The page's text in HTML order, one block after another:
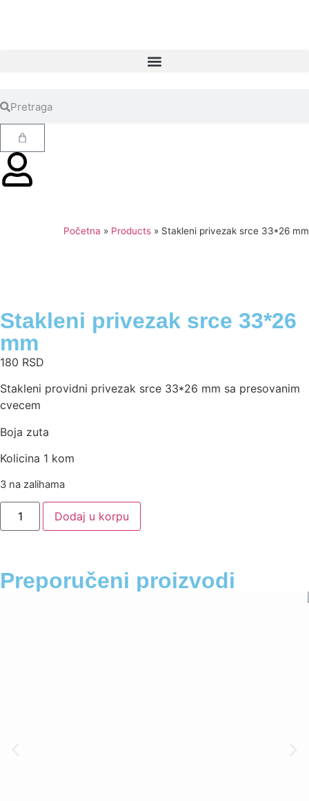
Početna » Products » Stakleni privezak srce 33*26 mm
Stakleni privezak srce 33*26
mm
180 RSD
Stakleni providni privezak srce 33*26 mm sa presovanim
cvecem
Boja zuta
Kolicina 1 kom
3 na zalihama
Dodaj u korpu
Preporučeni proizvodi